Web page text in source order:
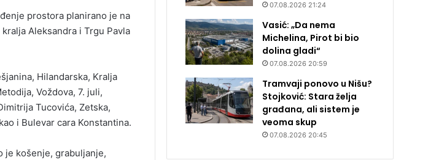
prostora planirano je na
Aleksandra i Trgu Pavla
Hilandarska, Kralja
Voždova, 7. juli,
Tucovića, Zetska,
i Bulevar cara Konstantina.
je košenje, grabuljanje,
07.08.2026 21:24
Vasić: „Da nema
Michelina, Pirot bi bio
dolina gladi“
07.08.2026 20:59
Tramvaji ponovo u Nišu?
Stojković: Stara želja
građana, ali sistem je
veoma skup
07.08.2026 20:45